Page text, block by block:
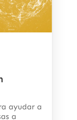
ayudar a
a